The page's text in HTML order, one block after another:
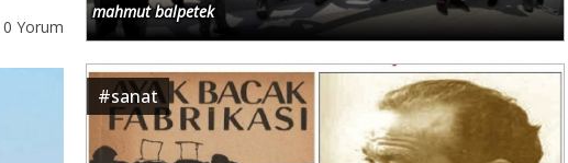
0 Yorum
mahmut balpetek
#sanat